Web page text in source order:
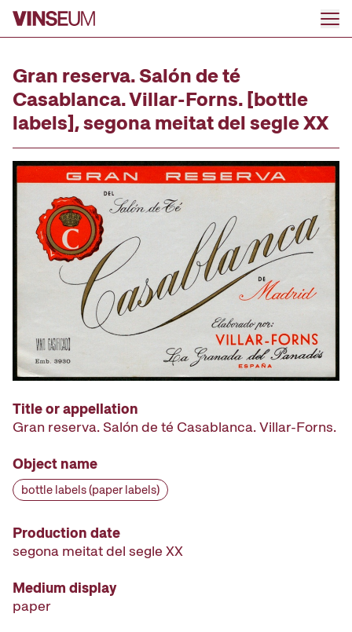
Go to content
Gran reserva. Salón de té
Casablanca. Villar-Forns. [bottle
labels], segona meitat del segle XX
Title or appellation
Gran reserva. Salón de té Casablanca. Villar-Forns.
Object name
bottle labels (paper labels)
Production date
segona meitat del segle XX
Medium display
paper